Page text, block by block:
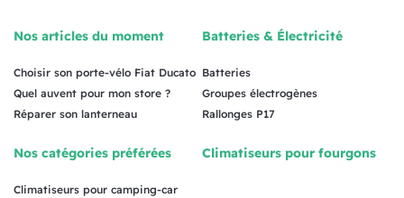
Nos articles du moment
Choisir son porte-vélo Fiat Ducato
Quel auvent pour mon store ?
Réparer son lanterneau
Nos catégories préférées
Climatiseurs pour camping-car
Batteries & Électricité
Batteries
Groupes électrogènes
Rallonges P17
Climatiseurs pour fourgons